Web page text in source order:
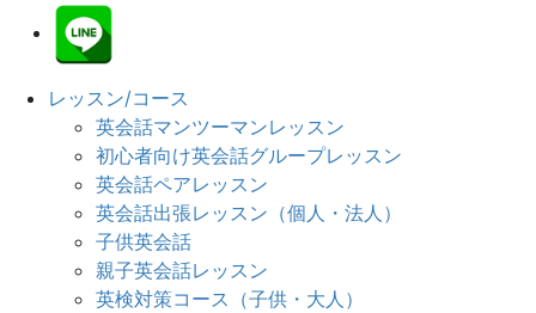
レッスン/コース
英会話マンツーマンレッスン
初心者向け英会話グループレッスン
英会話ペアレッスン
英会話出張レッスン（個人・法人）
子供英会話
親子英会話レッスン
英検対策コース（子供・大人）